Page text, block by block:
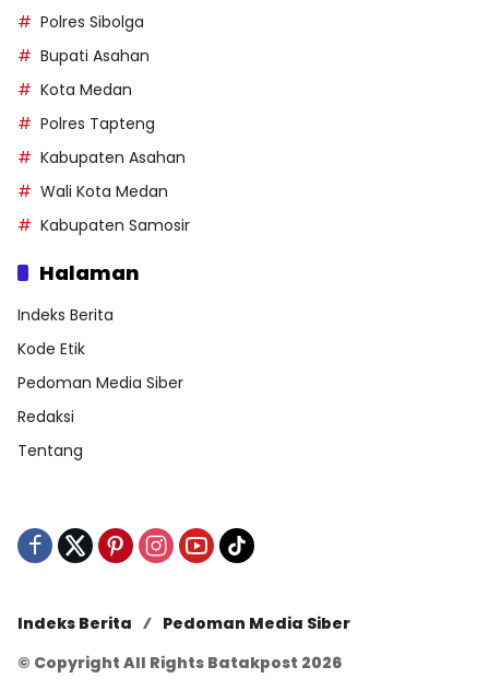
Polres Sibolga
Bupati Asahan
Kota Medan
Polres Tapteng
Kabupaten Asahan
Wali Kota Medan
Kabupaten Samosir
Halaman
Indeks Berita
Kode Etik
Pedoman Media Siber
Redaksi
Tentang
Indeks Berita
Pedoman Media Siber
© Copyright All Rights Batakpost 2026